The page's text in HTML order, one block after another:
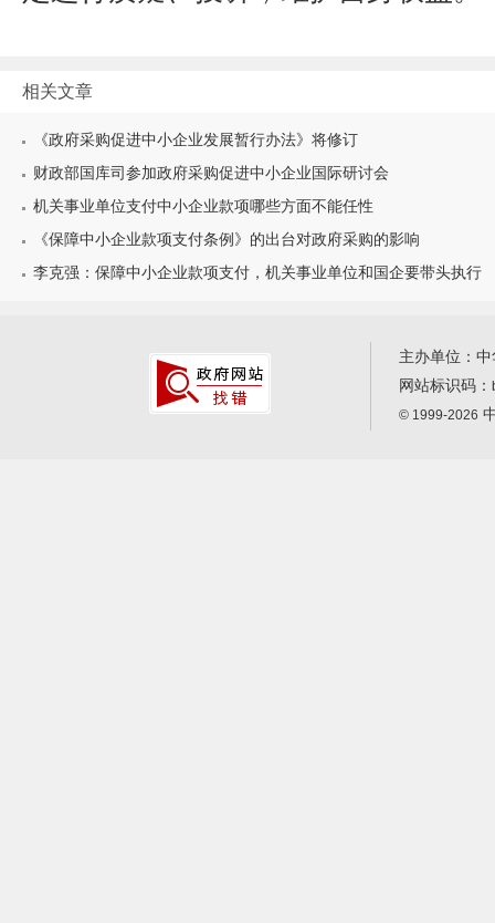
相关文章
《政府采购促进中小企业发展暂行办法》将修订
财政部国库司参加政府采购促进中小企业国际研讨会
机关事业单位支付中小企业款项哪些方面不能任性
《保障中小企业款项支付条例》的出台对政府采购的影响
李克强：保障中小企业款项支付，机关事业单位和国企要带头执行
主办单位：
网站标识码：
© 1999-2026